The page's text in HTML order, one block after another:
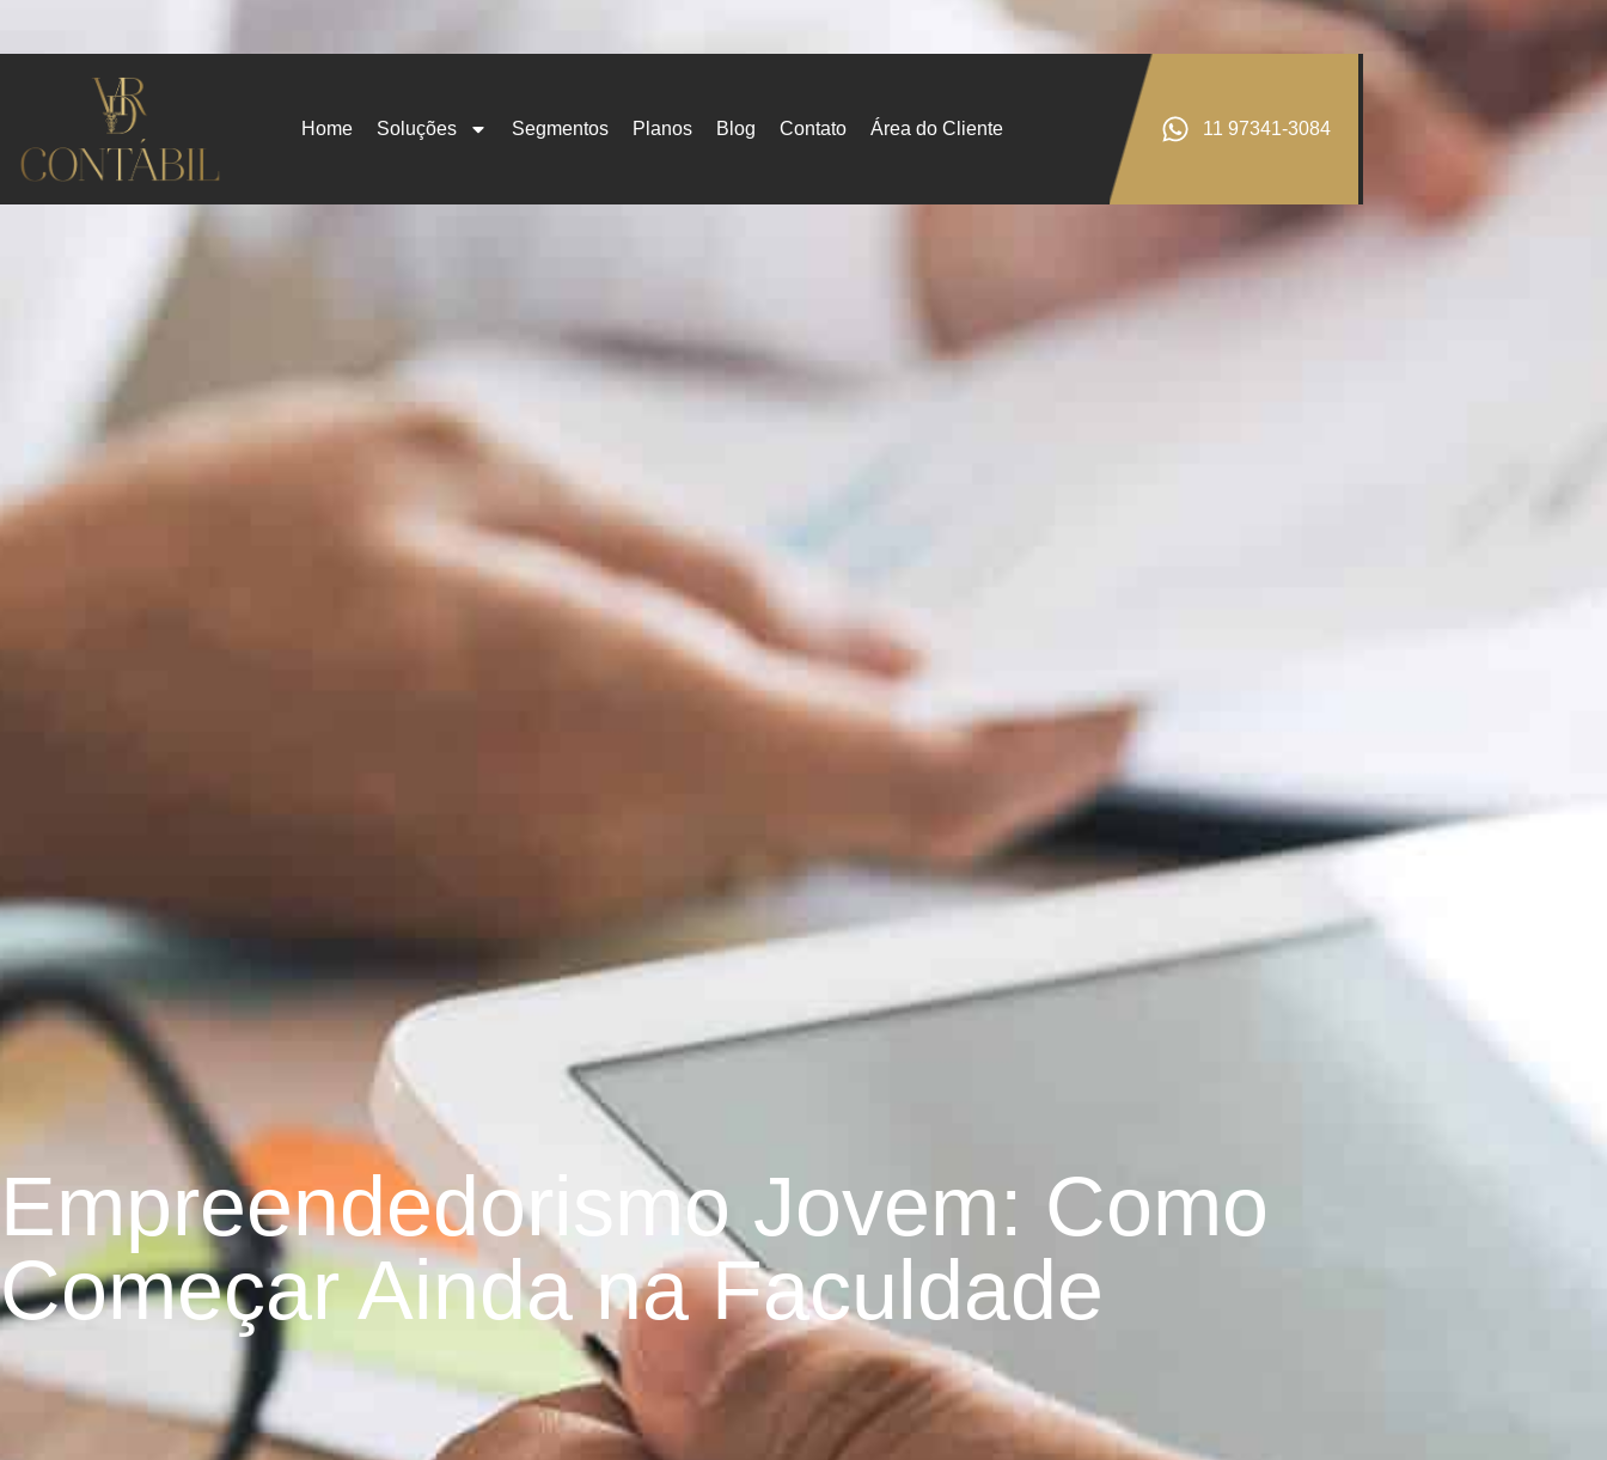
Home Soluções Segmentos Planos Blog Contato Área do Cliente 11 97341-3084
Empreendedorismo Jovem: Como
Começar Ainda na Faculdade